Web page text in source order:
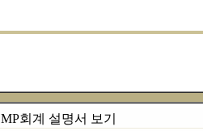
MP회계 설명서 보기